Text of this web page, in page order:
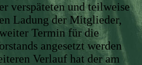
verspäteten und teilweise
Ladung der Mitglieder,
Termin für die
angesetzt werden
Verlauf hat der am